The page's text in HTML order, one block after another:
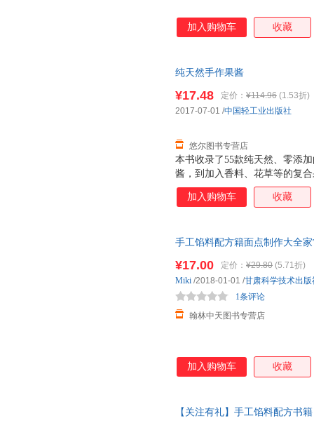
加入购物车 收藏
纯天然手作果酱
本书收录了55款纯天然、零添
酱，到加入香料、花草等的复
了若干道果酱料理搭配方式，
果酱制作小诀窍，从理论到实
¥17.48 定价： ¥114.96 (1.53折)
悠尔图书专营店
2017-07-01 /中国轻工业出版社
加入购物车 收藏
手工馅料配方籍面点制作大全
¥17.00 定价： ¥29.80 (5.71折)
翰林中天图书专营店
1条评论
Miki /2018-01-01 /甘肃科学技术出版
加入购物车 收藏
【关注有礼】手工馅料配方书